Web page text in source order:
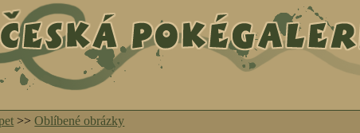
>>Oblíbené obrázky